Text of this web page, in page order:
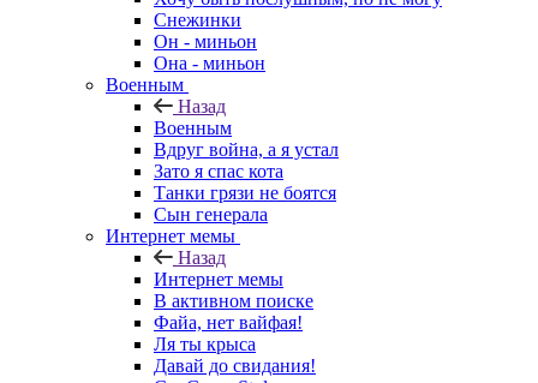
Снежинки
Он - миньон
Она - миньон
Военным
Назад
Военным
Вдруг война, а я устал
Зато я спас кота
Танки грязи не боятся
Сын генерала
Интернет мемы
Назад
Интернет мемы
В активном поиске
Файа, нет вайфая!
Ля ты крыса
Давай до свидания!